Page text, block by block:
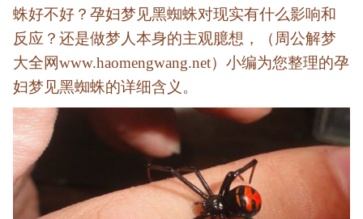
蛛好不好？孕妇梦见黑蜘蛛对现实有什么影响和
反应？还是做梦人本身的主观臆想，（周公解梦
大全网www.haomengwang.net）小编为您整理的孕
妇梦见黑蜘蛛的详细含义。